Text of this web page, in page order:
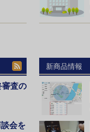
審査の
会を
新商品情報